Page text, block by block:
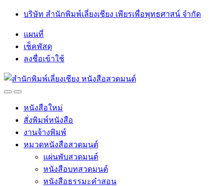
Skip
navigation
Skip
บริษัท สำนักพิมพ์เลี่ยงเชียง เพียรเพื่อพุทธศาสน์ จำกัด
แผนที่
เช็คพัสดุ
ลงชื่อเข้าใช้
OpenClose
หนังสือใหม่
สั่งพิมพ์หนังสือ
งานจ้างพิมพ์
หมวดหนังสือสวดมนต์
แผ่นพับสวดมนต์
หนังสือบทสวดมนต์
หนังสือธรรมะคำสอน